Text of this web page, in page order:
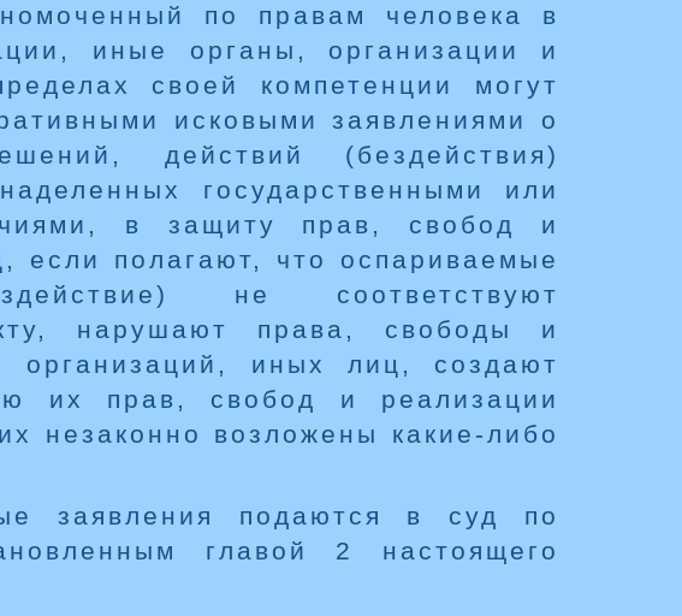
по правам человека в
иные органы, организации и
своей компетенции могут
исковыми заявлениями о
действий (бездействия)
государственными или
в защиту прав, свобод и
если полагают, что оспариваемые
не соответствуют
нарушают права, свободы и
организаций, иных лиц, создают
их прав, свобод и реализации
незаконно возложены какие-либо
заявления подаются в суд по
главой 2 настоящего